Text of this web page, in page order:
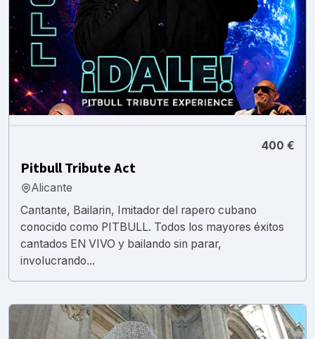
400 €
Pitbull Tribute Act
Alicante
Cantante, Bailarin, Imitador del rapero cubano
conocido como PITBULL. Todos los mayores éxitos
cantados EN VIVO y bailando sin parar,
involucrando...